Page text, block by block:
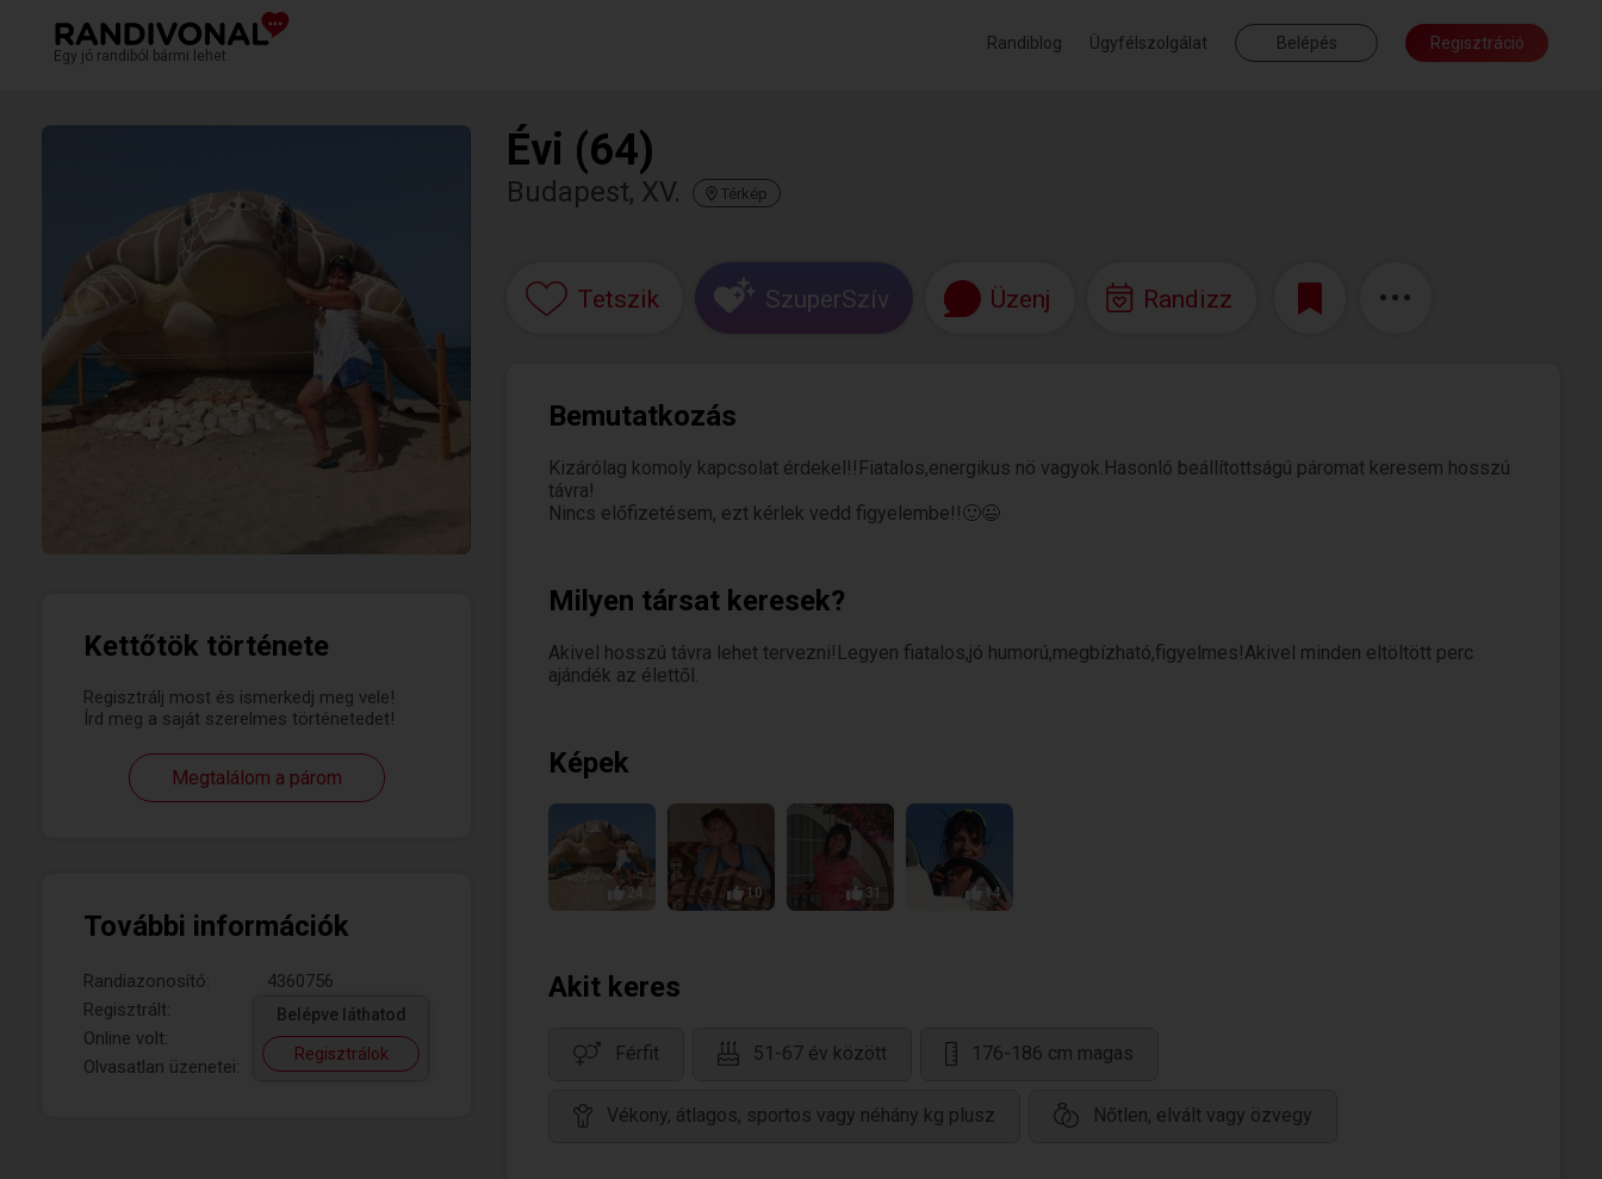
Egy jó randiból bármi lehet.
Randiblog Ügyfélszolgálat Belépés Regisztráció
Kettőtök története
Regisztrálj most és ismerkedj meg vele!
Írd meg a saját szerelmes történetedet!
Megtalálom a párom
További információk
Randiazonosító:
4360756
Regisztrált:
Online volt:
Olvasatlan üzenetei:
Belépve láthatod
Regisztrálok
Évi (64)
Budapest, XV. Térkép
Tetszik SzuperSzív Üzenj Randizz
Bemutatkozás
Kizárólag komoly kapcsolat érdekel!!Fiatalos,energikus nö vagyok.Hasonló beállítottságú páromat keresem hosszú
távra!
Nincs előfizetésem, ezt kérlek vedd figyelembe!!🙂😉
Milyen társat keresek?
Akivel hosszú távra lehet tervezni!Legyen fiatalos,jó humorú,megbízható,figyelmes!Akivel minden eltöltött perc
ajándék az élettől.
Képek
24 10 31 14
Akit keres
Férfit 51-67 év között 176-186 cm magas
Vékony, átlagos, sportos vagy néhány kg plusz Nőtlen, elvált vagy özvegy